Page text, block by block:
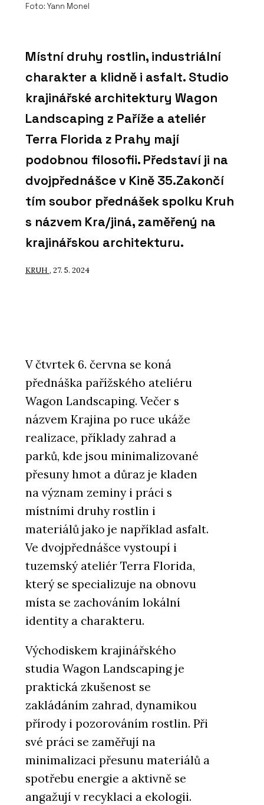
Foto: Yann Monel
Místní druhy rostlin, industriální
charakter a klidně i asfalt. Studio
krajinářské architektury Wagon
Landscaping z Paříže a ateliér
Terra Florida z Prahy mají
podobnou filosofii. Představí ji na
dvojpřednášce v Kině 35.Zakončí
tím soubor přednášek spolku Kruh
s názvem Kra/jiná, zaměřený na
krajinářskou architekturu.
KRUH , 27. 5. 2024
V čtvrtek 6. června se koná
přednáška pařížského ateliéru
Wagon Landscaping. Večer s
názvem Krajina po ruce ukáže
realizace, příklady zahrad a
parků, kde jsou minimalizované
přesuny hmot a důraz je kladen
na význam zeminy i práci s
místními druhy rostlin i
materiálů jako je například asfalt.
Ve dvojpřednášce vystoupí i
tuzemský ateliér Terra Florida,
který se specializuje na obnovu
místa se zachováním lokální
identity a charakteru.
Východiskem krajinářského
studia Wagon Landscaping je
praktická zkušenost se
zakládáním zahrad, dynamikou
přírody i pozorováním rostlin. Při
své práci se zaměřují na
minimalizaci přesunu materiálů a
spotřebu energie a aktivně se
angažují v recyklaci a ekologii.